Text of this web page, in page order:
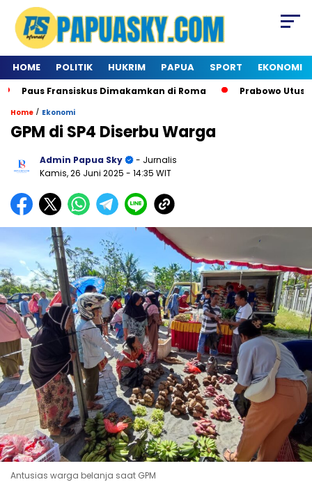
HOME POLITIK HUKRIM PAPUA SPORT EKONOMI
Paus Fransiskus Dimakamkan di Roma Prabowo Utus
Home / Ekonomi
GPM di SP4 Diserbu Warga
Admin Papua Sky
- Jurnalis
Kamis, 26 Juni 2025 - 14:35 WIT
Antusias warga belanja saat GPM